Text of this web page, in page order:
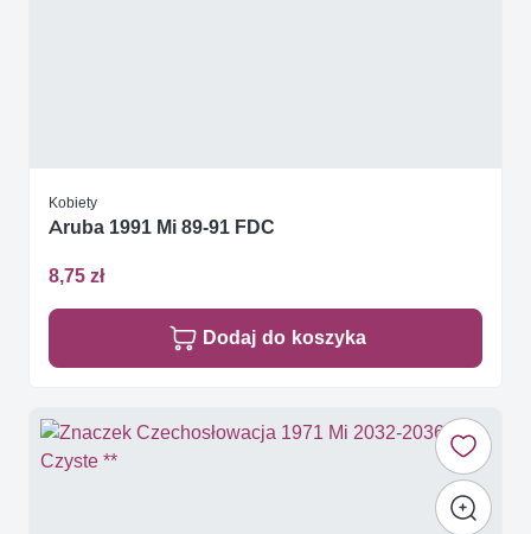
Kobiety
Aruba 1991 Mi 89-91 FDC
8,75 zł
Dodaj do koszyka